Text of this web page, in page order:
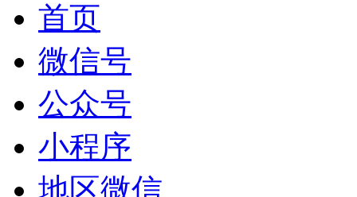
首页
微信号
公众号
小程序
地区微信